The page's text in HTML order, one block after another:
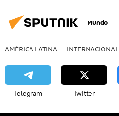
Mundo
AMÉRICA LATINA INTERNACIONAL
Telegram Twitter